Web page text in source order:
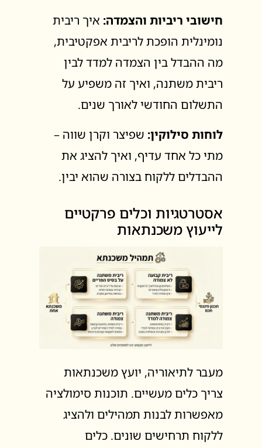
חישובי ריביות והצמדה: איך ריבית
נומינלית הופכת לריבית אפקטיבית,
מה ההבדל בין הצמדה למדד לבין
ריבית משתנה, ואיך זה משפיע על
התשלום החודשי לאורך שנים.
לוחות סילוקין: שפיצר וקרן שווה –
מתי כל אחד עדיף, ואיך להציג את
ההבדלים ללקוח בצורה שהוא יבין.
אסטרטגיות וכלים פרקטיים
לייעוץ משכנתאות
מעבר לתיאוריה, יועץ משכנתאות
צריך כלים מעשיים. תוכנות סימולציה
מאפשרות לבנות תמהילים ולהציג
ללקוח תרחישים שונים. כלים